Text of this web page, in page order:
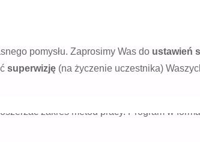
współpracy oparty na wynikach badań
(tak! – tego Petera Senge od podejścia
pomysłu. Zaprosimy Was do ustawień
superwizję (na życzenie uczestnika)
zakres metod pracy. Program w